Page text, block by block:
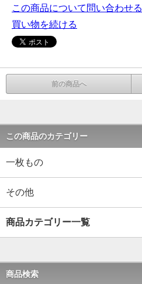
この商品について問い合わせる
買い物を続ける
前の商品へ
この商品のカテゴリー
一枚もの
その他
商品カテゴリー一覧
商品検索